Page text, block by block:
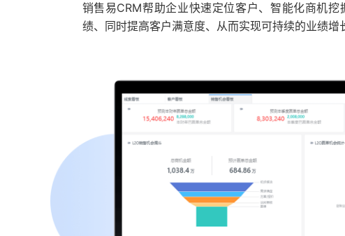
销售易CRM帮助企业快速定位客户、智能化商机挖
绩、同时提高客户满意度、从而实现可持续的业绩增